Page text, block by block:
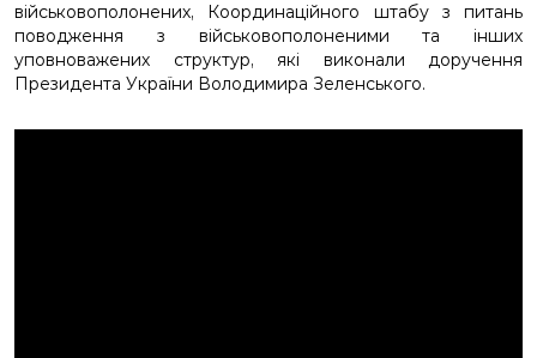
військовополонених, Координаційного штабу з питань
поводження з військовополоненими та інших
уповноважених структур, які виконали доручення
Президента України Володимира Зеленського.